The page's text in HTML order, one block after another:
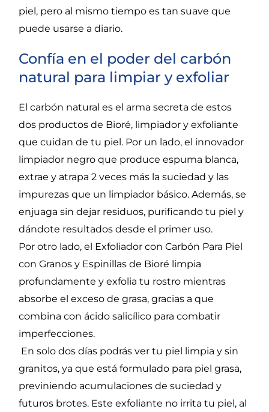
piel, pero al mismo tiempo es tan suave que
puede usarse a diario.
Confía en el poder del carbón
natural para limpiar y exfoliar
El carbón natural es el arma secreta de estos
dos productos de Bioré, limpiador y exfoliante
que cuidan de tu piel. Por un lado, el innovador
limpiador negro que produce espuma blanca,
extrae y atrapa 2 veces más la suciedad y las
impurezas que un limpiador básico. Además, se
enjuaga sin dejar residuos, purificando tu piel y
dándote resultados desde el primer uso.
Por otro lado, el Exfoliador con Carbón Para Piel
con Granos y Espinillas de Bioré limpia
profundamente y exfolia tu rostro mientras
absorbe el exceso de grasa, gracias a que
combina con ácido salicílico para combatir
imperfecciones.
En solo dos días podrás ver tu piel limpia y sin
granitos, ya que está formulado para piel grasa,
previniendo acumulaciones de suciedad y
futuros brotes. Este exfoliante no irrita tu piel, al